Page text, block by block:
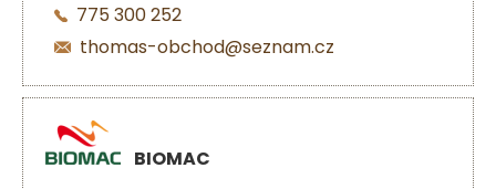
775 300 252
thomas-obchod@seznam.cz
BIOMAC